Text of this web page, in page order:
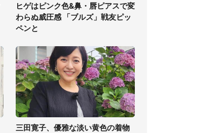
ヒゲはピンク色&鼻・唇ピアスで変
わらぬ威圧感 「ブルズ」戦友ピッ
ペンと
三田寛子、優雅な淡い黄色の着物